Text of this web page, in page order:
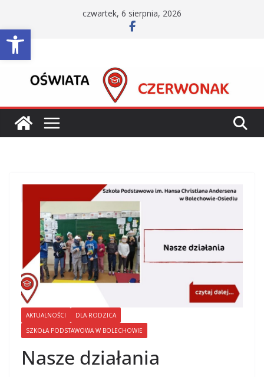
Otwórz pasek narzędzi
treści
czwartek, 6 sierpnia, 2026
AKTUALNOŚCI
DLA RODZICA
SZKOŁA PODSTAWOWA W BOLECHOWIE
Nasze działania